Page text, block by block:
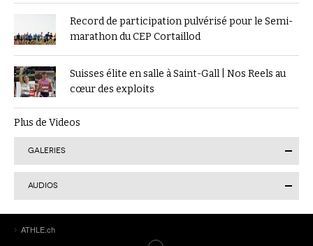
Record de participation pulvérisé pour le Semi-
marathon du CEP Cortaillod
Suisses élite en salle à Saint-Gall | Nos Reels au
cœur des exploits
Plus de Videos
GALERIES
AUDIOS
ATHLE.ch